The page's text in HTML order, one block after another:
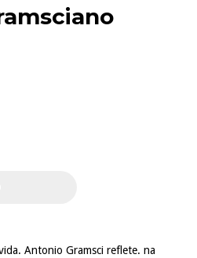
Antonio Gramsci reflete. na